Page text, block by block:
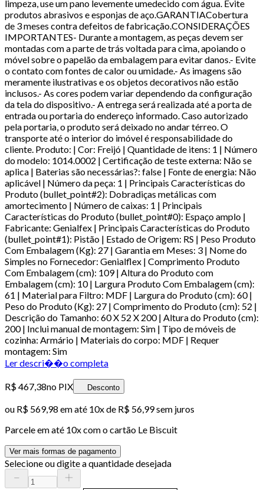
limpeza, use um pano levemente umedecido com água. Evite
produtos abrasivos e esponjas de aço.GARANTIACobertura
de 3 meses contra defeitos de fabricação.CONSIDERAÇÕES
IMPORTANTES- Durante a montagem, as peças devem ser
montadas com a parte de trás voltada para cima, apoiando o
móvel sobre o papelão da embalagem para evitar danos.- Evite
o contato com fontes de calor ou umidade.- As imagens são
meramente ilustrativas e os objetos decorativos não estão
inclusos.- As cores podem variar dependendo da configuração
da tela do dispositivo.- A entrega será realizada até a porta de
entrada ou portaria do endereço informado. Caso autorizado
pela portaria, o produto será deixado no andar térreo. O
transporte até o interior do imóvel é responsabilidade do
cliente. Produto: | Cor: Freijó | Quantidade de itens: 1 | Número
do modelo: 1014.0002 | Certificação de teste externa: Não se
aplica | Baterias são necessárias?: false | Fonte de energia: Não
aplicável | Número da peça: 1 | Principais Características do
Produto (bullet_point#2): Dobradiças metálicas com
amortecimento | Número de caixas: 1 | Principais
Características do Produto (bullet_point#0): Espaço amplo |
Fabricante: Genialfex | Principais Características do Produto
(bullet_point#1): Pistão | Estado de Origem: RS | Peso Produto
Com Embalagem (Kg): 27 | Garantia em Meses: 3 | Nome do
Simples no Fornecedor: Genialflex | Comprimento Produto
Com Embalagem (cm): 109 | Altura do Produto com
Embalagem (cm): 10 | Largura Produto Com Embalagem (cm):
61 | Material para Filtro: MDF | Largura do Produto (cm): 60 |
Peso do Produto (Kg): 27 | Comprimento do Produto (cm): 52 |
Descrição do Tamanho: 60 X 52 X 200 | Altura do Produto (cm):
200 | Inclui manual de montagem: Sim | Tipo de móveis de
cozinha: Armário | Materiais do corpo: MDF | Requer
montagem: Sim
Ler descri��o completa
R$ 467,38no PIX Desconto
ou R$ 569,98 em até 10x de R$ 56,99 sem juros
Parcele em até 10x com o cartão Le Biscuit
Ver mais formas de pagamento
Selecione ou digite a quantidade desejada